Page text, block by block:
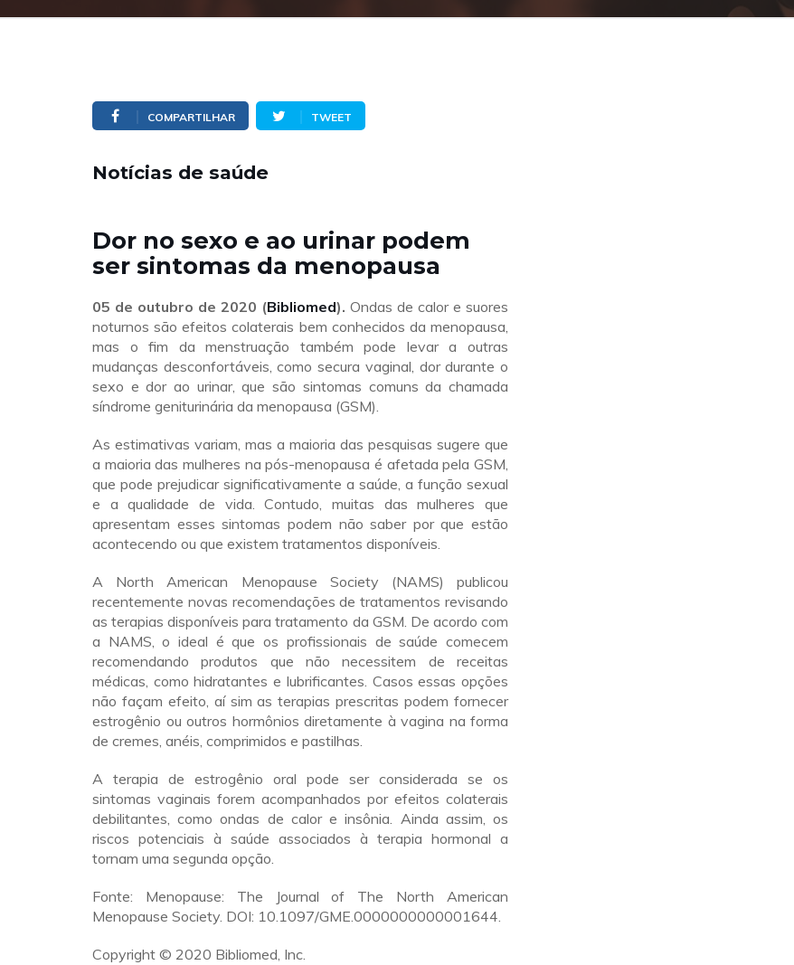
COMPARTILHAR TWEET
Notícias de saúde
Dor no sexo e ao urinar podem
ser sintomas da menopausa
05 de outubro de 2020 (Bibliomed). Ondas de calor e suores
noturnos são efeitos colaterais bem conhecidos da menopausa,
mas o fim da menstruação também pode levar a outras
mudanças desconfortáveis, como secura vaginal, dor durante o
sexo e dor ao urinar, que são sintomas comuns da chamada
síndrome geniturinária da menopausa (GSM).
As estimativas variam, mas a maioria das pesquisas sugere que
a maioria das mulheres na pós-menopausa é afetada pela GSM,
que pode prejudicar significativamente a saúde, a função sexual
e a qualidade de vida. Contudo, muitas das mulheres que
apresentam esses sintomas podem não saber por que estão
acontecendo ou que existem tratamentos disponíveis.
A North American Menopause Society (NAMS) publicou
recentemente novas recomendações de tratamentos revisando
as terapias disponíveis para tratamento da GSM. De acordo com
a NAMS, o ideal é que os profissionais de saúde comecem
recomendando produtos que não necessitem de receitas
médicas, como hidratantes e lubrificantes. Casos essas opções
não façam efeito, aí sim as terapias prescritas podem fornecer
estrogênio ou outros hormônios diretamente à vagina na forma
de cremes, anéis, comprimidos e pastilhas.
A terapia de estrogênio oral pode ser considerada se os
sintomas vaginais forem acompanhados por efeitos colaterais
debilitantes, como ondas de calor e insônia. Ainda assim, os
riscos potenciais à saúde associados à terapia hormonal a
tornam uma segunda opção.
Fonte: Menopause: The Journal of The North American
Menopause Society. DOI: 10.1097/GME.0000000000001644.
Copyright © 2020 Bibliomed, Inc.